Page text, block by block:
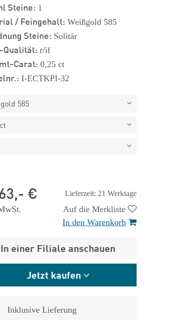
Steine: 1
/ Feingehalt: Weißgold 585
Steine: Solitär
Qualität: r/if
Carat: 0,25 ct
I-ECTKPI-32
585
Lieferzeit: 21 Werktage
€
Auf die Merkliste
In den Warenkorb
In einer Filiale anschauen
Jetzt kaufen
Inklusive Lieferung